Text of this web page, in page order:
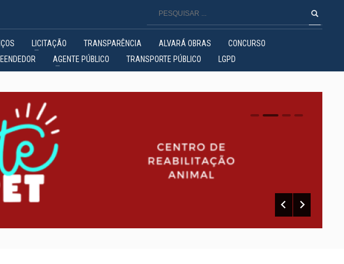
LICITAÇÃO TRANSPARÊNCIA ALVARÁ OBRAS
CONCURSO
AGENTE PÚBLICO TRANSPORTE PÚBLICO LGPD
0 1 2